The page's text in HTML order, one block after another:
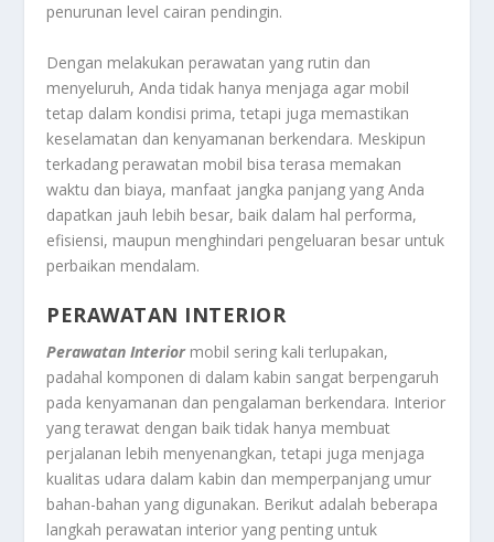
penurunan level cairan pendingin.
Dengan melakukan perawatan yang rutin dan
menyeluruh, Anda tidak hanya menjaga agar mobil
tetap dalam kondisi prima, tetapi juga memastikan
keselamatan dan kenyamanan berkendara. Meskipun
terkadang perawatan mobil bisa terasa memakan
waktu dan biaya, manfaat jangka panjang yang Anda
dapatkan jauh lebih besar, baik dalam hal performa,
efisiensi, maupun menghindari pengeluaran besar untuk
perbaikan mendalam.
PERAWATAN INTERIOR
Perawatan Interiormobil sering kali terlupakan,
padahal komponen di dalam kabin sangat berpengaruh
pada kenyamanan dan pengalaman berkendara. Interior
yang terawat dengan baik tidak hanya membuat
perjalanan lebih menyenangkan, tetapi juga menjaga
kualitas udara dalam kabin dan memperpanjang umur
bahan-bahan yang digunakan. Berikut adalah beberapa
langkah perawatan interior yang penting untuk